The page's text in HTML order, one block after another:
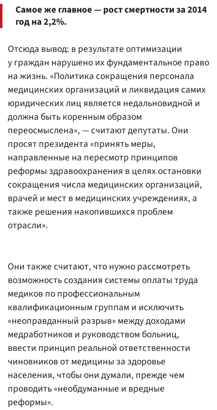
Самое же главное — рост смертности за 2014
год на 2,2%.
Отсюда вывод: в результате оптимизации
у граждан нарушено их фундаментальное право
на жизнь. «Политика сокращения персонала
медицинских организаций и ликвидация самих
юридических лиц является недальновидной и
должна быть коренным образом
переосмыслена», — считают депутаты. Они
просят президента «принять меры,
направленные на пересмотр принципов
реформы здравоохранения в целях остановки
сокращения числа медицинских организаций,
врачей и мест в медицинских учреждениях, а
также решения накопившихся проблем
отрасли».
Они также считают, что нужно рассмотреть
возможность создания системы оплаты труда
медиков по профессиональным
квалификационным группам и исключить
«неоправданный разрыв» между доходами
медработников и руководством больниц,
ввести принцип реальной ответственности
чиновников от медицины за здоровье
населения, чтобы они думали, прежде чем
проводить «необдуманные и вредные
реформы».